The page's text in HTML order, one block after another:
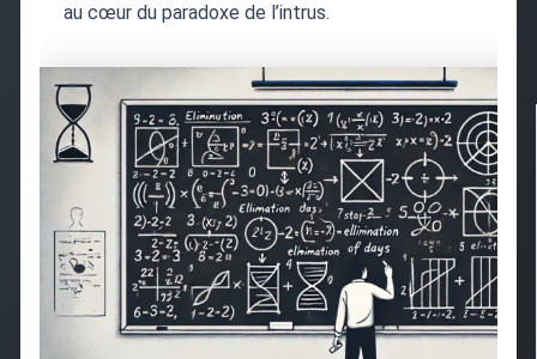
au cœur du paradoxe de l’intrus.